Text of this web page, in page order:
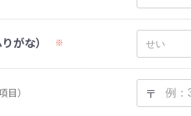
がな） ※
目） 〒